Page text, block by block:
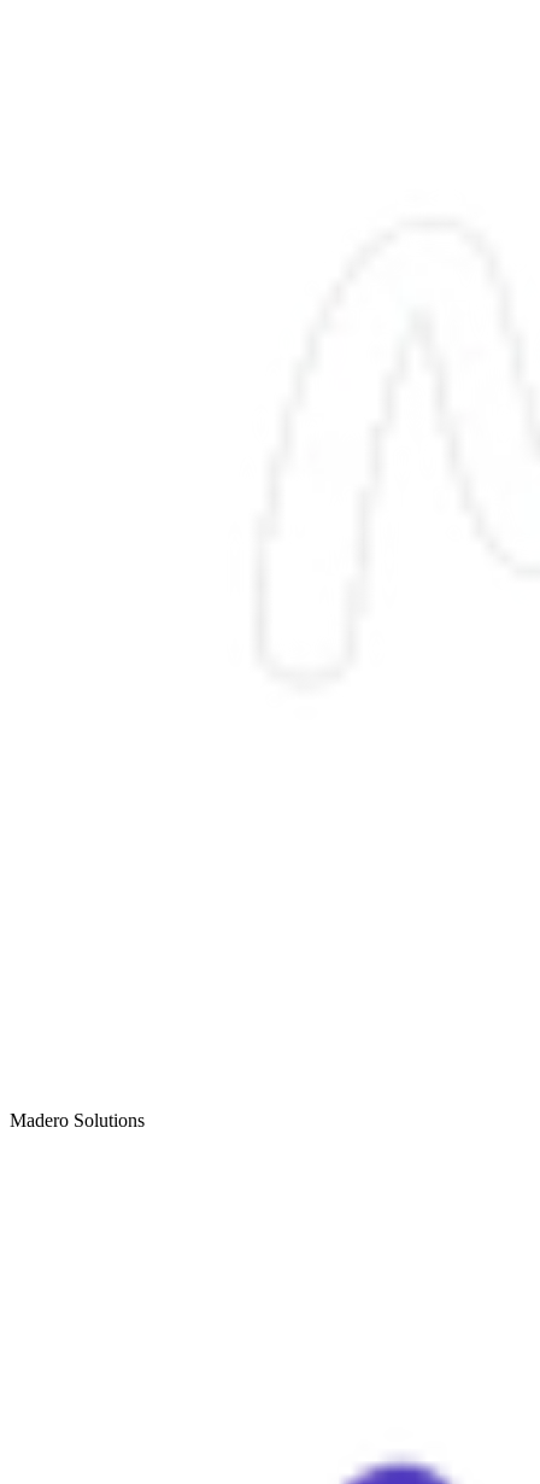
Madero Solutions